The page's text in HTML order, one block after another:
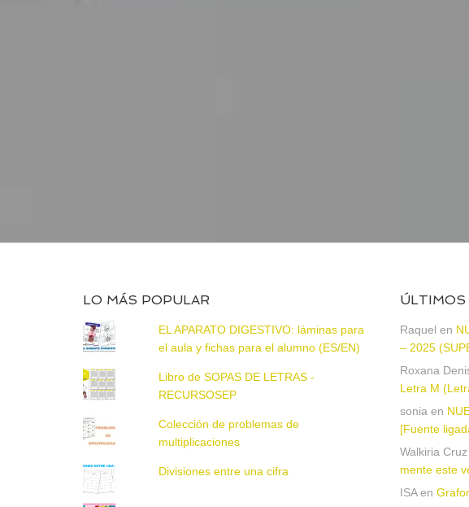
LO MÁS POPULAR
EL APARATO DIGESTIVO: láminas para
el aula y fichas para el alumno (ES/EN)
Libro de SOPAS DE LETRAS -
RECURSOSEP
Colección de problemas de
multiplicaciones
Divisiones entre una cifra
ÚLTIMOS
Raquel en
– 2025
Roxana
Letra M
sonia en
[Fuente
Walkiria Cruz
mente este
ISAen